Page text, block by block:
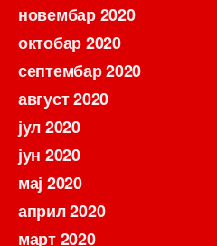
новембар 2020
октобар 2020
септембар 2020
август 2020
јул 2020
јун 2020
мај 2020
април 2020
март 2020